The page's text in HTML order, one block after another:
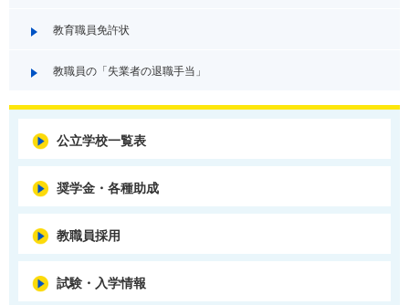
教育職員免許状
教職員の「失業者の退職手当」
公立学校一覧表
奨学金・各種助成
教職員採用
試験・入学情報